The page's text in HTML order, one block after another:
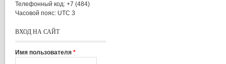
Телефонный код: +7 (484)
Часовой пояс: UTC 3
ВХОД НА САЙТ
Имя пользователя *